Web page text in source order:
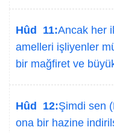
Hûd 11:Ancak her
amelleri işliyenler
bir mağfiret ve
Hûd 12:Şimdi sen
ona bir hazine